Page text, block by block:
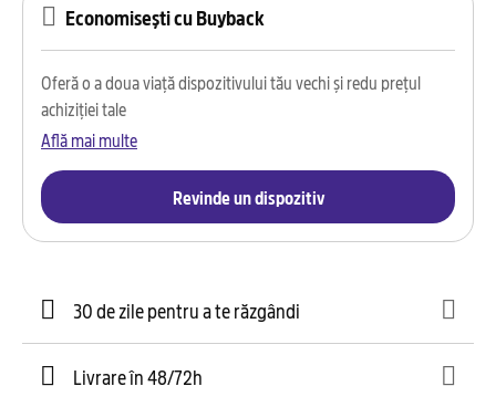
Economisești cu Buyback
Oferă o a doua viață dispozitivului tău vechi și redu prețul
achiziției tale
Află mai multe
Revinde un dispozitiv
30 de zile pentru a te răzgândi
Livrare în 48/72h